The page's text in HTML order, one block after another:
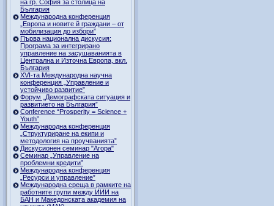
на гр. София за столица на
България
Международна конференция
„Европа и новите й граждани – от
мобилизация до избори”
Първа национална дискусия:
Програма за интегрирано
управление на засушаванията в
Централна и Източна Европа, вкл.
България
ХVI-та Международна научна
конференция „Управление и
устойчиво развитие”
Форум „Демографската ситуация и
развитието на България”
Conference “Prosperity = Science +
Youth”
Международна конференция
„Структуриране на екипи и
методология на проучванията”
Дискусионен семинар "Агора"
Семинар „Управление на
проблемни кредити”
Международна конференция
„Ресурси и управление”
Международна среща в рамките на
работните групи между ИИИ на
БАН и Македонската академия на